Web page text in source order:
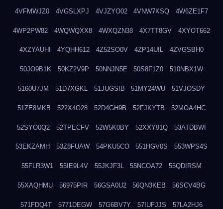
4VFMWJZ0 4VGSLXPJ 4VJZYO02 4VNW7KSQ 4W6ZE1F7
4WP2PW82 4WQWQXX8 4WXQZN38 4X7TT8GV 4XYOT662
4XZYAUHI 4YQHH612 4Z52SO0V 4ZP14UIL 4ZVGSBH0
50JO9B1K 50KZ2V9P 50NNJN5E 50S8F1Z0 510NBX1W
5160U7JM 51D7XGKL 51JUGSIB 51MY24WU 51VJOSDY
51ZE8MKB 522X4O28 52D4GH9B 52FJKYTB 52MOA4HC
52SYO0Q2 52TPECFV 52W5K0BY 52XXY91Q 53ATDBWI
53EKZAMH 53Z8FUAW 54PKU5CO 551HGV0S 553WPS4S
55FLR3W1 55IE9L4V 55JKJF3L 55NCOA72 55QDIRSM
55XAQHMU 56975PIR 56GSA0U2 56QN3KEB 56SCV4BG
571FDQ4T 5771DEGW 57G6BV7Y 57IUFJJS 57LA2HJ6